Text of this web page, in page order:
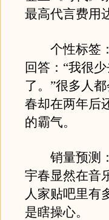
最高代言费用
个性标签：
回答：“我很
了。”很多人
春却在两年后
的霸气。
销量预测：
宇春显然在音
人家贴吧里有
是瞎操心。